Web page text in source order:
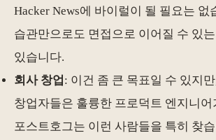
Hacker News에 바이럴이 될 필요는 없
습관만으로도 면접으로 이어질 수 있
있습니다.
회사 창업 : 이건 좀 큰 목표일 수 있지
창업자들은 훌륭한 프로덕트 엔지니어
포스트호그는 이런 사람들을 특히 찾